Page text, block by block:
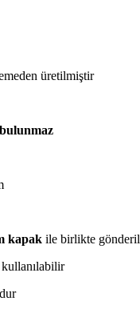
üretilmiştir
kapak ile birlikte